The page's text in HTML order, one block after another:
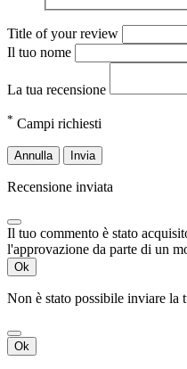
Title of your review
Il tuo nome
La tua recensione
* Campi richiesti
Annulla Invia
Recensione inviata
Il tuo commento è stato
l'approvazione da parte di un
Ok
Non è stato possibile inviare la
Ok